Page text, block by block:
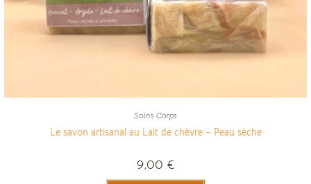
Soins Corps
Le savon artisanal au Lait de chèvre – Peau sèche
9,00 €